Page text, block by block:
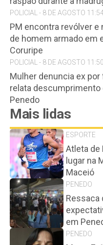
POLICIAL - 8 DE AGOSTO
PM encontra revólver
de homem armado em
Coruripe
POLICIAL - 8 DE AGOSTO 11:50
Mulher denuncia ex
relata
Penedo
Mais lidas
ESPORTE
Atleta de
lugar na
Maceió
PENEDO
Ressaca
em
PENEDO